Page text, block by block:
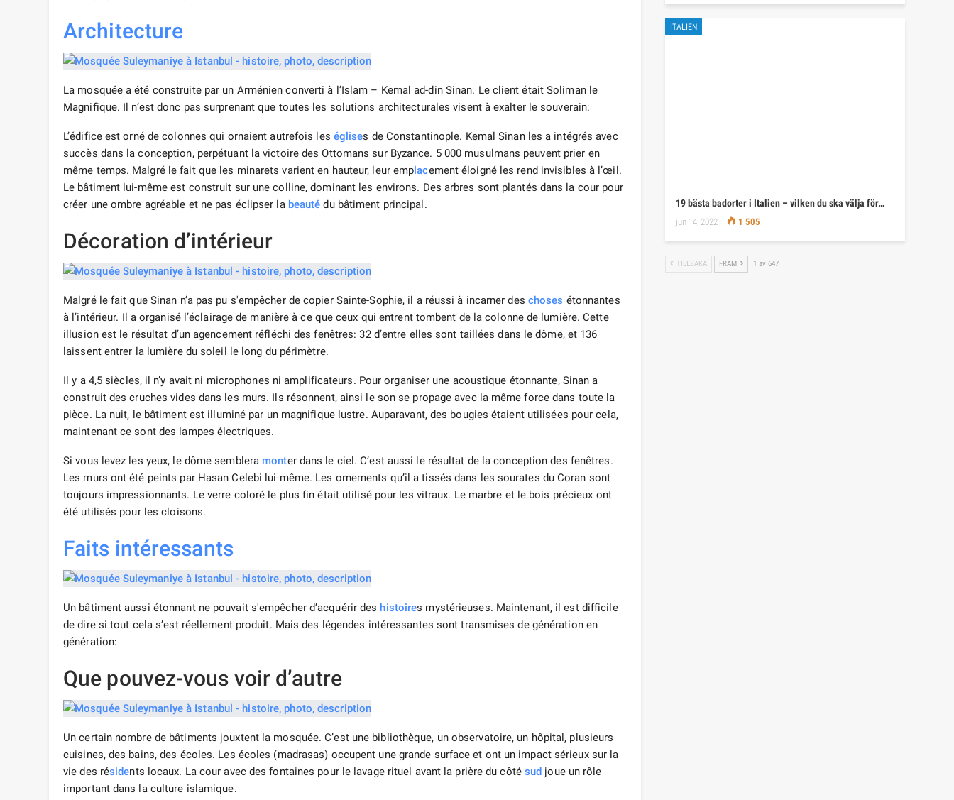
Architecture
La mosquée a été construite par un Arménien converti à l’Islam – Kemal ad-din Sinan. Le client était Soliman le
Magnifique. Il n’est donc pas surprenant que toutes les solutions architecturales visent à exalter le souverain:
L’édifice est orné de colonnes qui ornaient autrefois les églises de Constantinople. Kemal Sinan les a intégrés avec
succès dans la conception, perpétuant la victoire des Ottomans sur Byzance. 5 000 musulmans peuvent prier en
même temps. Malgré le fait que les minarets varient en hauteur, leur emp lacement éloigné les rend invisibles à l’œil.
Le bâtiment lui-même est construit sur une colline, dominant les environs. Des arbres sont plantés dans la cour pour
créer une ombre agréable et ne pas éclipser la beauté du bâtiment principal.
Décoration d’intérieur
Malgré le fait que Sinan n’a pas pu s'empêcher de copier Sainte-Sophie, il a réussi à incarner des choses étonnantes
à l’intérieur. Il a organisé l’éclairage de manière à ce que ceux qui entrent tombent de la colonne de lumière. Cette
illusion est le résultat d’un agencement réfléchi des fenêtres: 32 d’entre elles sont taillées dans le dôme, et 136
laissent entrer la lumière du soleil le long du périmètre.
Il y a 4,5 siècles, il n’y avait ni microphones ni amplificateurs. Pour organiser une acoustique étonnante, Sinan a
construit des cruches vides dans les murs. Ils résonnent, ainsi le son se propage avec la même force dans toute la
pièce. La nuit, le bâtiment est illuminé par un magnifique lustre. Auparavant, des bougies étaient utilisées pour cela,
maintenant ce sont des lampes électriques.
Si vous levez les yeux, le dôme semblera monter dans le ciel. C’est aussi le résultat de la conception des fenêtres.
Les murs ont été peints par Hasan Celebi lui-même. Les ornements qu’il a tissés dans les sourates du Coran sont
toujours impressionnants. Le verre coloré le plus fin était utilisé pour les vitraux. Le marbre et le bois précieux ont
été utilisés pour les cloisons.
Faits intéressants
Un bâtiment aussi étonnant ne pouvait s'empêcher d’acquérir des histoires mystérieuses. Maintenant, il est difficile
de dire si tout cela s’est réellement produit. Mais des légendes intéressantes sont transmises de génération en
génération:
Que pouvez-vous voir d’autre
Un certain nombre de bâtiments jouxtent la mosquée. C’est une bibliothèque, un observatoire, un hôpital, plusieurs
cuisines, des bains, des écoles. Les écoles (madrasas) occupent une grande surface et ont un impact sérieux sur la
vie des résidents locaux. La cour avec des fontaines pour le lavage rituel avant la prière du côté sud joue un rôle
important dans la culture islamique.
ITALIEN
19 bästa badorter i Italien – vilken du ska välja för…
jun 14, 2022 1 505
TILLBAKA FRAM 1 av 647